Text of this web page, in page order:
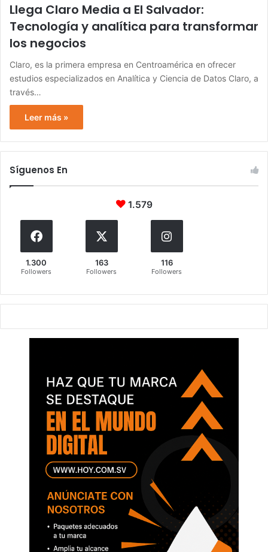
Llega Claro Media a El Salvador:
Tecnología y analítica para transformar
los negocios
Claro, es la primera empresa en Centroamérica en ofrecer
estudios especializados en Analítica y Ciencia de Datos Claro, a
través…
Leer más »
Síguenos En
1.579
1.300
Followers
163
Followers
116
Followers